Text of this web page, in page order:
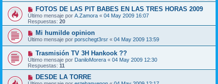
FOTOS DE LAS PIT BABES EN LAS TRES HORAS 2009
Último mensaje por A.Zamora « 04 May 2009 16:07
Respuestas: 20
Mi humilde opinion
Último mensaje por porschegt3rsr « 04 May 2009 13:59
Trasmisión TV 3H Hankook ??
Último mensaje por DaniloMorera « 04 May 2009 12:30
Respuestas: 11
DESDE LA TORRE